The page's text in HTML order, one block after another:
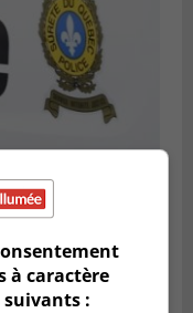
Cristal était
à caractère
suivants :